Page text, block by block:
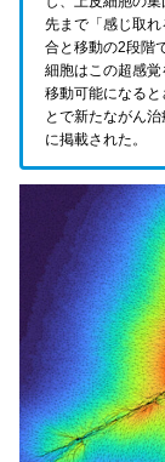
先まで「感じ取
合と移動の2段階
細胞はこの超感
移動可能になる
とで新たながん
に掲載された。